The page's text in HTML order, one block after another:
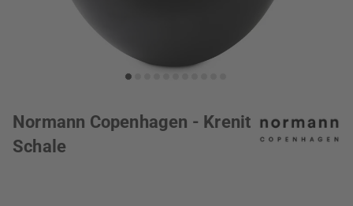
Normann Copenhagen - Krenit
Schale